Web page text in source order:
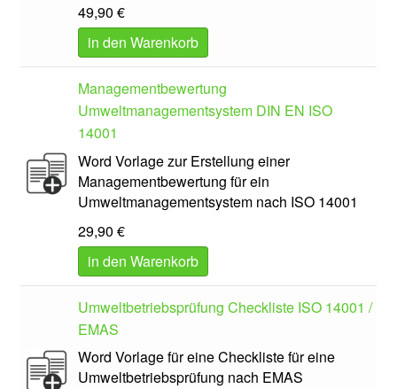
49,90 €
in den Warenkorb
Managementbewertung
Umweltmanagementsystem DIN EN ISO
14001
Word Vorlage zur Erstellung einer
Managementbewertung für ein
Umweltmanagementsystem nach ISO 14001
29,90 €
in den Warenkorb
Umweltbetriebsprüfung Checkliste ISO 14001 /
EMAS
Word Vorlage für eine Checkliste für eine
Umweltbetriebsprüfung nach EMAS